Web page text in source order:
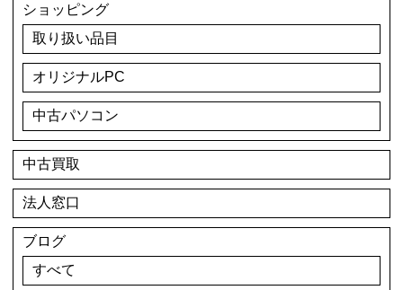
ショッピング
取り扱い品目
オリジナルPC
中古パソコン
中古買取
法人窓口
ブログ
すべて